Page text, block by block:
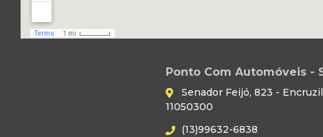
Ponto Com Automóveis -
Senador Feijó, 823 -
11050300
(13)99632-6838